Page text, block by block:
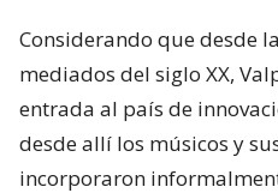
Considerando que desde
mediados del siglo XX,
entrada al país de
desde allí los músicos y
incorporaron